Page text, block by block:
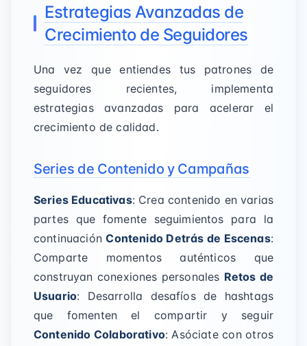
Estrategias Avanzadas de
Crecimiento de Seguidores
Una vez que entiendes tus patrones de
seguidores recientes, implementa
estrategias avanzadas para acelerar el
crecimiento de calidad.
Series de Contenido y Campañas
Series Educativas: Crea contenido en varias
partes que fomente seguimientos para la
continuaciónContenido Detrás de Escenas:
Comparte momentos auténticos que
construyan conexiones personales Retos de
Usuario: Desarrolla desafíos de hashtags
que fomenten el compartir y seguir
Contenido Colaborativo: Asóciate con otros